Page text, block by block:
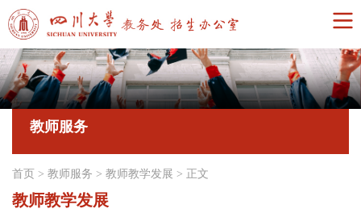
教师服务
首页 > 教师服务 > 教师教学发展 > 正文
教师教学发展